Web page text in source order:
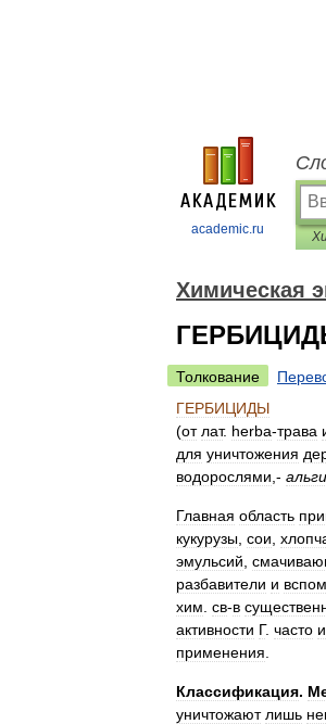
academic.ru
Химическая
Толкование
ГЕРБИЦИДЫ
(от лат. herba-трава
для уничтожения
водорослями ,-
Главная область
кукурузы сои
эмульсий
разбавители и
хим св-в
активности Г. часто
применения
Классификация.
уничтожают лишь